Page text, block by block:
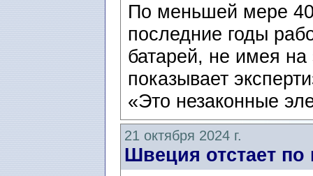
По меньшей мере
последние годы
батарей, не имея
показывает
«Это незаконные
21 октября 2024 г.
Швеция отстает по